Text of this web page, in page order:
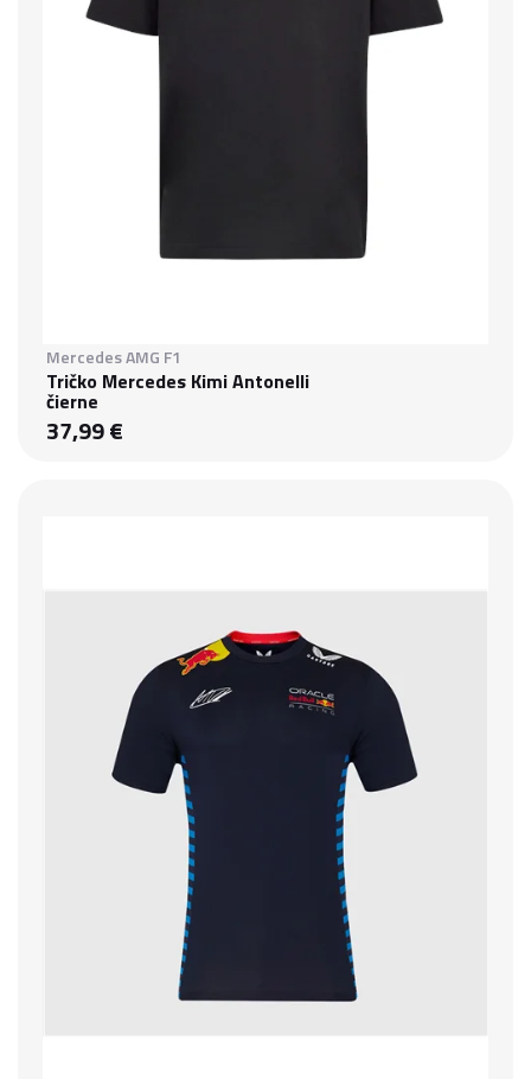
Mercedes AMG F1
Tričko Mercedes Kimi Antonelli
čierne
37,99 €